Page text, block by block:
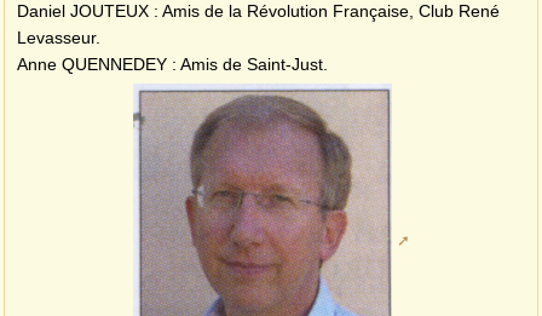
Daniel JOUTEUX : Amis de la Révolution Française, Club René
Levasseur.
Anne QUENNEDEY : Amis de Saint-Just.